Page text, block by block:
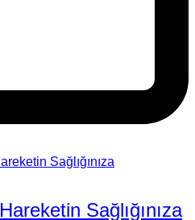
Sağlığınıza